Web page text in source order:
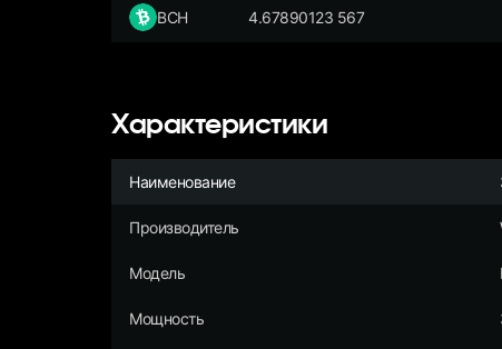
BCH 4.67890123 567
Характеристики
Наименование
Производитель
Модель
Мощность